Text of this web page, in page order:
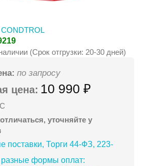
CONDTROL
(Срок отгрузки: 20-30 дней)
по запросу
цена: 10 990 ₽
уточняйте у
поставки, Торги 44-ФЗ, 223-
формы оплат: